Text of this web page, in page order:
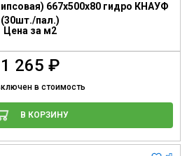
667х500х80 гидро КНАУФ
(30шт./пал.)
Цена за м2
1 265 ₽
в стоимость
В КОРЗИНУ